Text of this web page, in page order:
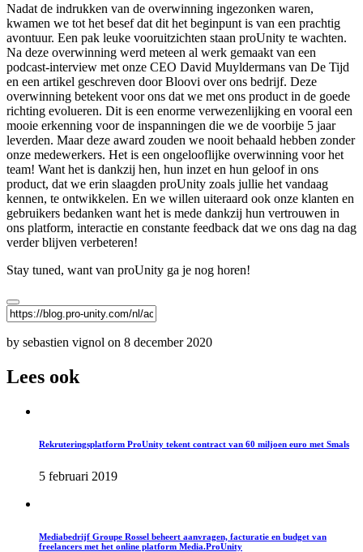
Nadat de indrukken van de overwinning ingezonken waren,
kwamen we tot het besef dat dit het beginpunt is van een prachtig
avontuur. Een pak leuke vooruitzichten staan proUnity te wachten.
Na deze overwinning werd meteen al werk gemaakt van een
podcast-interview met onze CEO David Muyldermans van De Tijd
en een artikel geschreven door Bloovi over ons bedrijf. Deze
overwinning betekent voor ons dat we met ons product in de goede
richting evolueren. Dit is een enorme verwezenlijking en vooral een
mooie erkenning voor de inspanningen die we de voorbije 5 jaar
leverden. Maar deze award zouden we nooit behaald hebben zonder
onze medewerkers. Het is een ongelooflijke overwinning voor het
team! Want het is dankzij hen, hun inzet en hun geloof in ons
product, dat we erin slaagden proUnity zoals jullie het vandaag
kennen, te ontwikkelen. En we willen uiteraard ook onze klanten en
gebruikers bedanken want het is mede dankzij hun vertrouwen in
ons platform, interactie en constante feedback dat we ons dag na dag
verder blijven verbeteren!
Stay tuned, want van proUnity ga je nog horen!
by sebastien vignol on 8 december 2020
Lees ook
Rekruteringsplatform ProUnity tekent contract van 60 miljoen euro met Smals
5 februari 2019
Mediabedrijf Groupe Rossel beheert aanvragen, facturatie en budget van
freelancers met het online platform Media.ProUnity